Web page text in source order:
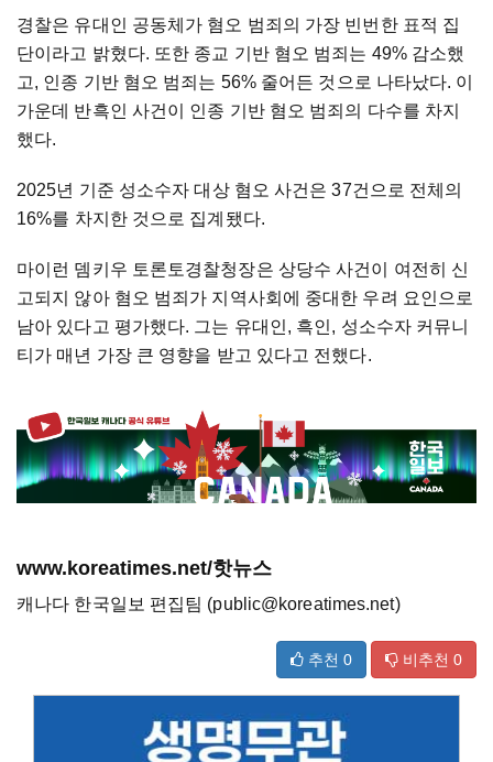
경찰은 유대인 공동체가 혐오 범죄의 가장 빈번한 표적 집
단이라고 밝혔다. 또한 종교 기반 혐오 범죄는 49% 감소했
고, 인종 기반 혐오 범죄는 56% 줄어든 것으로 나타났다. 이
가운데 반흑인 사건이 인종 기반 혐오 범죄의 다수를 차지
했다.
2025년 기준 성소수자 대상 혐오 사건은 37건으로 전체의
16%를 차지한 것으로 집계됐다.
마이런 뎀키우 토론토경찰청장은 상당수 사건이 여전히 신
고되지 않아 혐오 범죄가 지역사회에 중대한 우려 요인으로
남아 있다고 평가했다. 그는 유대인, 흑인, 성소수자 커뮤니
티가 매년 가장 큰 영향을 받고 있다고 전했다.
www.koreatimes.net/핫뉴스
캐나다 한국일보 편집팀 (public@koreatimes.net)
추천 0 비추천 0